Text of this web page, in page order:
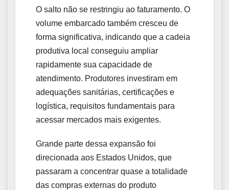
O salto não se restringiu ao faturamento. O
volume embarcado também cresceu de
forma significativa, indicando que a cadeia
produtiva local conseguiu ampliar
rapidamente sua capacidade de
atendimento. Produtores investiram em
adequações sanitárias, certificações e
logística, requisitos fundamentais para
acessar mercados mais exigentes.
Grande parte dessa expansão foi
direcionada aos Estados Unidos, que
passaram a concentrar quase a totalidade
das compras externas do produto